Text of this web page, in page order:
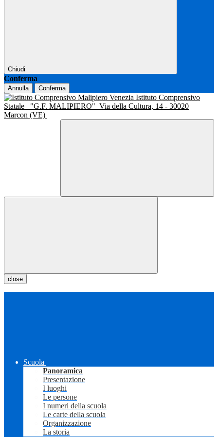
Chiudi
Conferma
Annulla Conferma
Istituto Comprensivo
Statale
"G.F. MALIPIERO" Via della Cultura, 14 - 30020
Marcon (VE)
close
Scuola
Panoramica
Presentazione
I luoghi
Le persone
I numeri della scuola
Le carte della scuola
Organizzazione
La storia